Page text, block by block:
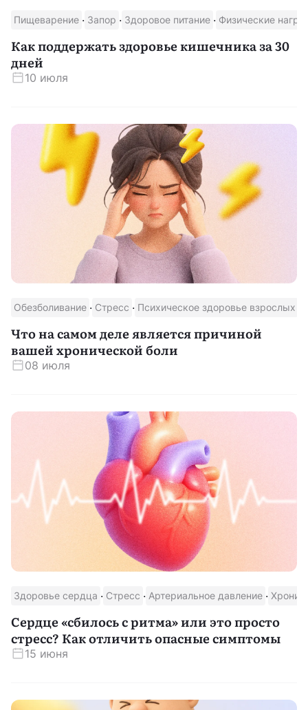
Пищеварение · Запор · Здоровое питание · Физические
Как поддержать здоровье кишечника за 30
дней
10 июля
Обезболивание · Стресс · Психическое здоровье взрослых
Что на самом деле является причиной
вашей хронической боли
08 июля
Здоровье сердца · Стресс · Артериальное давление ·
Сердце «сбилось с ритма» или это просто
стресс? Как отличить опасные симптомы
15 июня
Скачать приложение